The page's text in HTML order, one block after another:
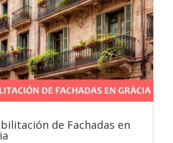
de Fachadas en